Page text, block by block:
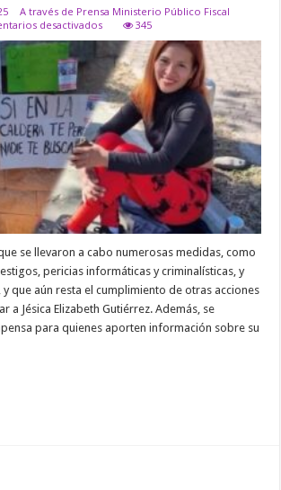
A través de Prensa Ministerio Público Fiscal
desactivadosen
CONTINÚA
INVESTIGACIÓN
POR
LA
DESAPARICIÓN
DE
JÉSICA
ELIZABETH
GUTIÉRREZ
345
se llevaron a cabo numerosas medidas, como
pericias informáticas y criminalísticas, y
que aún resta el cumplimiento de otras acciones
a Jésica Elizabeth Gutiérrez. Además, se
para quienes aporten información sobre su